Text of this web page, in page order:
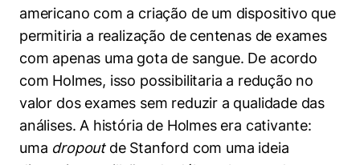
Políticas Públicas
Sustentabilidade
Tecnologia e Dados
americano com a criação de um dispositivo que
permitiria a realização de centenas de exames
com apenas uma gota de sangue. De acordo
com Holmes, isso possibilitaria a redução no
valor dos exames sem reduzir a qualidade das
análises. A história de Holmes era cativante:
uma dropout de Stanford com uma ideia